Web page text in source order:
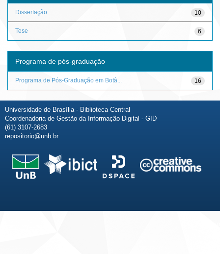
10
Dissertação
6
Tese
Programa de pós-graduação
16
Programa de Pós-Graduação em Botâ...
Universidade de Brasília - Biblioteca Central
Coordenadoria de Gestão da Informação Digital - GID
(61) 3107-2683
repositorio@unb.br